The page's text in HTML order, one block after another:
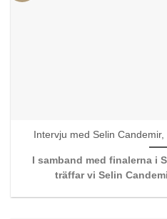
Intervju med Selin
I samband med finalerna i
träffar vi Selin